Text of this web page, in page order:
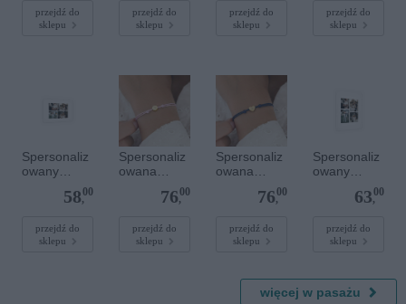
szlachetnym
i - Szary - M
przejdź do
sklepu
owana -
Srebrne
przejdź do
sklepu
przejdź do
sklepu
Srebrne
serce
przejdź do
sklepu
Spersonaliz
owany
plakat - 30 x
58,
00
przejdź do
sklepu
Spersonaliz
owana
bransoletka
sznurkowa -
Złote kółko
76,
00
przejdź do
sklepu
Spersonaliz
owana
bransoletka
sznurkowa -
Złote serce
76,
00
przejdź do
sklepu
Spersonaliz
owany
plakat - 30 x
63,
00
przejdź do
sklepu
więcej w pasażu